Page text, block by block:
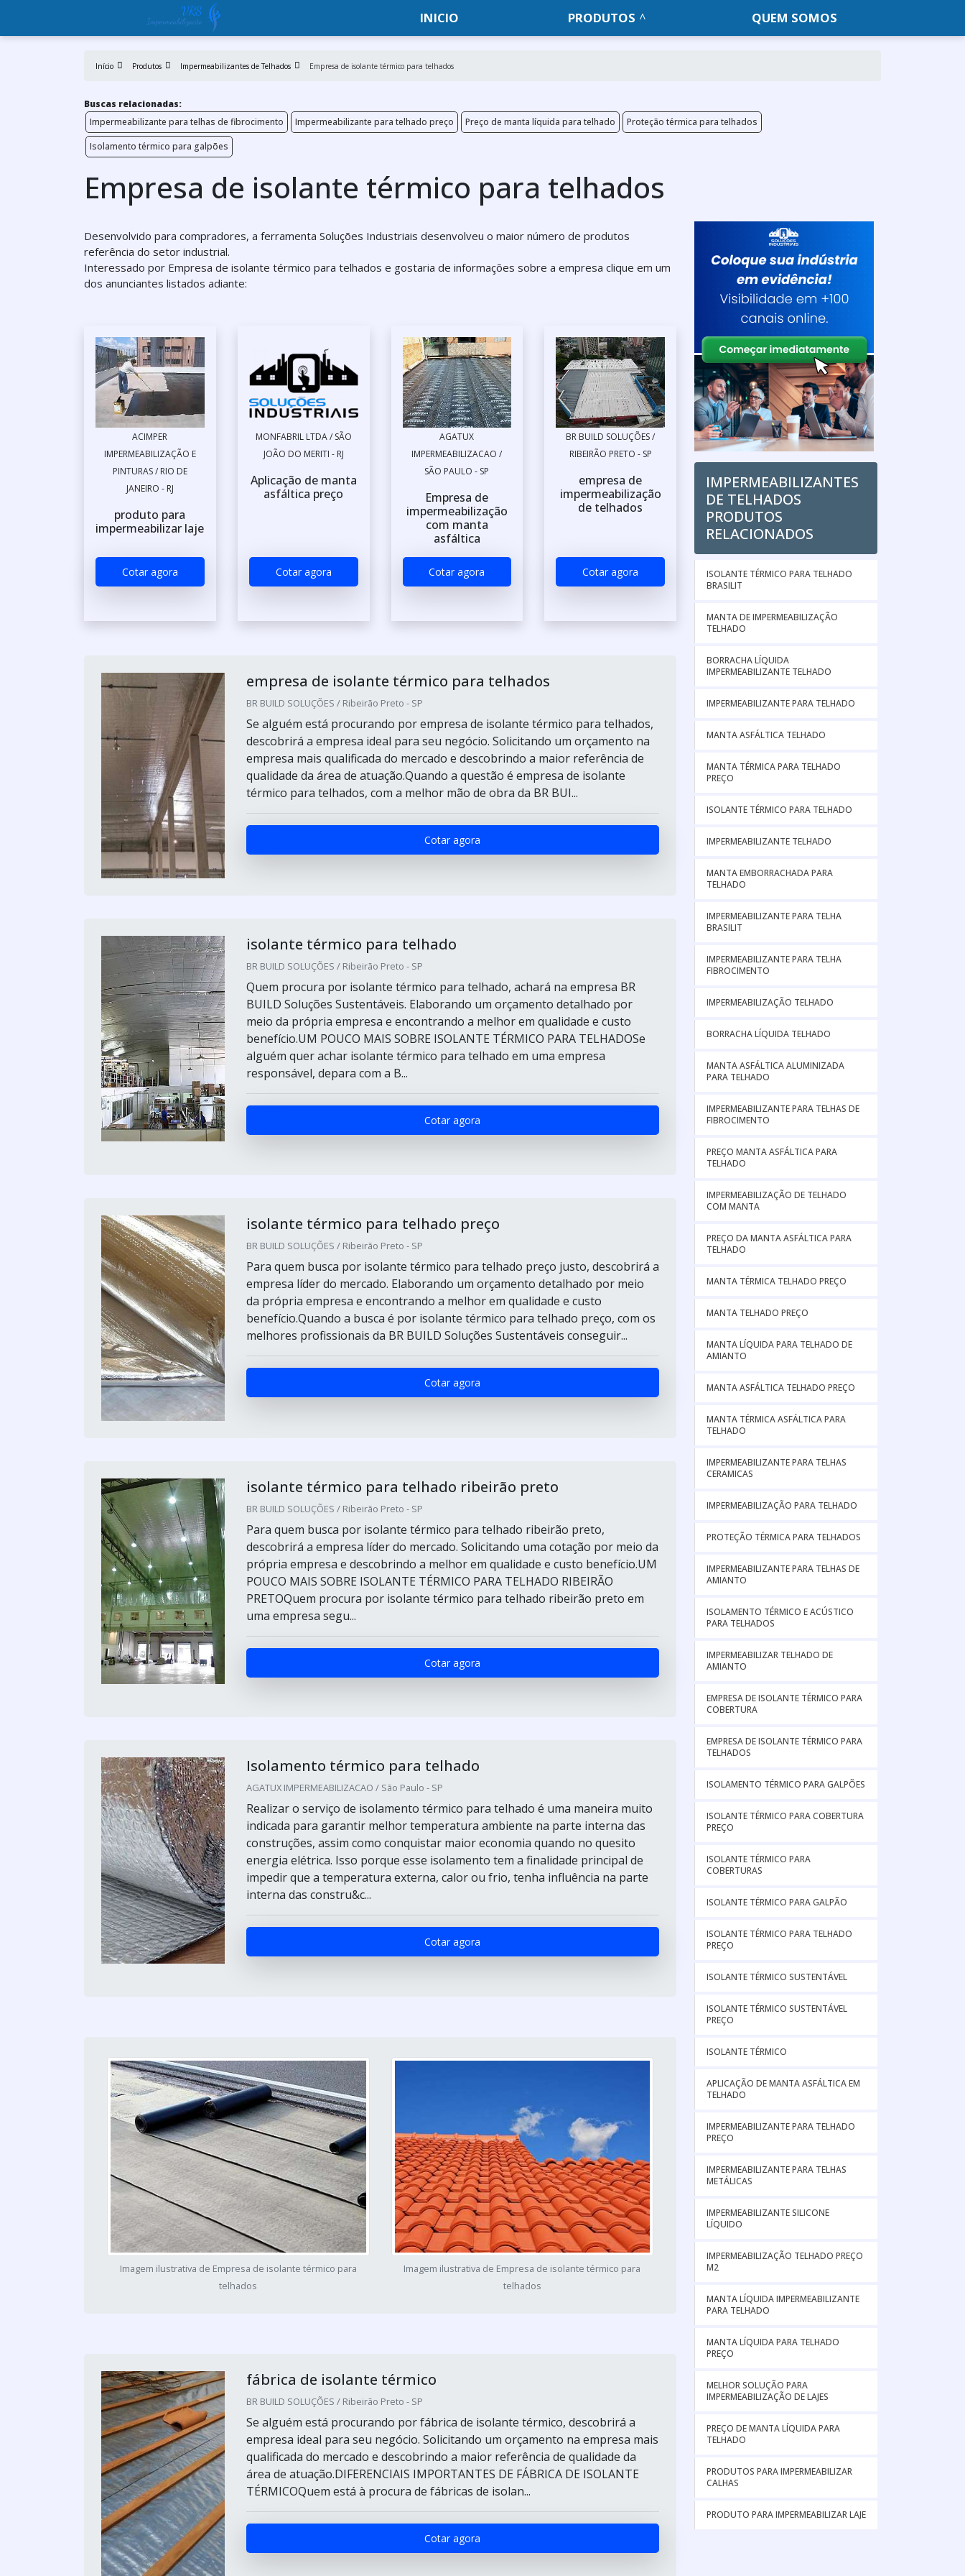
INICIO PRODUTOS QUEM SOMOS
Início Produtos Impermeabilizantes de Telhados Empresa de isolante térmico para telhados
Buscas relacionadas:
Impermeabilizante para telhas de fibrocimento
Impermeabilizante para telhado preço Preço de manta líquida para telhado
Proteção térmica para telhados
Isolamento térmico para galpões
Empresa de isolante térmico para telhados
Desenvolvido para compradores, a ferramenta Soluções Industriais desenvolveu o maior número de produtos
referência do setor industrial.
Interessado por Empresa de isolante térmico para telhados e gostaria de informações sobre a empresa clique em um
dos anunciantes listados adiante:
ACIMPER
IMPERMEABILIZAÇÃO E
PINTURAS / RIO DE
JANEIRO - RJ
produto para
impermeabilizar laje
Cotar agora
MONFABRIL LTDA / SÃO
JOÃO DO MERITI - RJ
Aplicação de manta
asfáltica preço
Cotar agora
AGATUX
IMPERMEABILIZACAO /
SÃO PAULO - SP
Empresa de
impermeabilização
com manta
asfáltica
Cotar agora
BR BUILD SOLUÇÕES /
RIBEIRÃO PRETO - SP
empresa de
impermeabilização
de telhados
Cotar agora
empresa de isolante térmico para telhados
BR BUILD SOLUÇÕES / Ribeirão Preto - SP
Se alguém está procurando por empresa de isolante térmico para telhados,
descobrirá a empresa ideal para seu negócio. Solicitando um orçamento na
empresa mais qualificada do mercado e descobrindo a maior referência de
qualidade da área de atuação.Quando a questão é empresa de isolante
térmico para telhados, com a melhor mão de obra da BR BUI...
Cotar agora
isolante térmico para telhado
BR BUILD SOLUÇÕES / Ribeirão Preto - SP
Quem procura por isolante térmico para telhado, achará na empresa BR
BUILD Soluções Sustentáveis. Elaborando um orçamento detalhado por
meio da própria empresa e encontrando a melhor em qualidade e custo
benefício.UM POUCO MAIS SOBRE ISOLANTE TÉRMICO PARA TELHADOSe
alguém quer achar isolante térmico para telhado em uma empresa
responsável, depara com a B...
Cotar agora
isolante térmico para telhado preço
BR BUILD SOLUÇÕES / Ribeirão Preto - SP
Para quem busca por isolante térmico para telhado preço justo, descobrirá a
empresa líder do mercado. Elaborando um orçamento detalhado por meio
da própria empresa e encontrando a melhor em qualidade e custo
benefício.Quando a busca é por isolante térmico para telhado preço, com os
melhores profissionais da BR BUILD Soluções Sustentáveis conseguir...
Cotar agora
isolante térmico para telhado ribeirão preto
BR BUILD SOLUÇÕES / Ribeirão Preto - SP
Para quem busca por isolante térmico para telhado ribeirão preto,
descobrirá a empresa líder do mercado. Solicitando uma cotação por meio da
própria empresa e descobrindo a melhor em qualidade e custo benefício.UM
POUCO MAIS SOBRE ISOLANTE TÉRMICO PARA TELHADO RIBEIRÃO
PRETOQuem procura por isolante térmico para telhado ribeirão preto em
uma empresa segu...
Cotar agora
Isolamento térmico para telhado
AGATUX IMPERMEABILIZACAO / São Paulo - SP
Realizar o serviço de isolamento térmico para telhado é uma maneira muito
indicada para garantir melhor temperatura ambiente na parte interna das
construções, assim como conquistar maior economia quando no quesito
energia elétrica. Isso porque esse isolamento tem a finalidade principal de
impedir que a temperatura externa, calor ou frio, tenha influência na parte
interna das constru&c...
Cotar agora
Imagem ilustrativa de Empresa de isolante térmico para
telhados
Imagem ilustrativa de Empresa de isolante térmico para
telhados
fábrica de isolante térmico
BR BUILD SOLUÇÕES / Ribeirão Preto - SP
Se alguém está procurando por fábrica de isolante térmico, descobrirá a
empresa ideal para seu negócio. Solicitando um orçamento na empresa mais
qualificada do mercado e descobrindo a maior referência de qualidade da
área de atuação.DIFERENCIAIS IMPORTANTES DE FÁBRICA DE ISOLANTE
TÉRMICOQuem está à procura de fábricas de isolan...
Cotar agora
IMPERMEABILIZANTES
DE TELHADOS
PRODUTOS
RELACIONADOS
ISOLANTE TÉRMICO PARA TELHADO
BRASILIT
MANTA DE IMPERMEABILIZAÇÃO
TELHADO
BORRACHA LÍQUIDA
IMPERMEABILIZANTE TELHADO
IMPERMEABILIZANTE PARA TELHADO
MANTA ASFÁLTICA TELHADO
MANTA TÉRMICA PARA TELHADO
PREÇO
ISOLANTE TÉRMICO PARA TELHADO
IMPERMEABILIZANTE TELHADO
MANTA EMBORRACHADA PARA
TELHADO
IMPERMEABILIZANTE PARA TELHA
BRASILIT
IMPERMEABILIZANTE PARA TELHA
FIBROCIMENTO
IMPERMEABILIZAÇÃO TELHADO
BORRACHA LÍQUIDA TELHADO
MANTA ASFÁLTICA ALUMINIZADA
PARA TELHADO
IMPERMEABILIZANTE PARA TELHAS DE
FIBROCIMENTO
PREÇO MANTA ASFÁLTICA PARA
TELHADO
IMPERMEABILIZAÇÃO DE TELHADO
COM MANTA
PREÇO DA MANTA ASFÁLTICA PARA
TELHADO
MANTA TÉRMICA TELHADO PREÇO
MANTA TELHADO PREÇO
MANTA LÍQUIDA PARA TELHADO DE
AMIANTO
MANTA ASFÁLTICA TELHADO PREÇO
MANTA TÉRMICA ASFÁLTICA PARA
TELHADO
IMPERMEABILIZANTE PARA TELHAS
CERAMICAS
IMPERMEABILIZAÇÃO PARA TELHADO
PROTEÇÃO TÉRMICA PARA TELHADOS
IMPERMEABILIZANTE PARA TELHAS DE
AMIANTO
ISOLAMENTO TÉRMICO E ACÚSTICO
PARA TELHADOS
IMPERMEABILIZAR TELHADO DE
AMIANTO
EMPRESA DE ISOLANTE TÉRMICO PARA
COBERTURA
EMPRESA DE ISOLANTE TÉRMICO PARA
TELHADOS
ISOLAMENTO TÉRMICO PARA GALPÕES
ISOLANTE TÉRMICO PARA COBERTURA
PREÇO
ISOLANTE TÉRMICO PARA
COBERTURAS
ISOLANTE TÉRMICO PARA GALPÃO
ISOLANTE TÉRMICO PARA TELHADO
PREÇO
ISOLANTE TÉRMICO SUSTENTÁVEL
ISOLANTE TÉRMICO SUSTENTÁVEL
PREÇO
ISOLANTE TÉRMICO
APLICAÇÃO DE MANTA ASFÁLTICA EM
TELHADO
IMPERMEABILIZANTE PARA TELHADO
PREÇO
IMPERMEABILIZANTE PARA TELHAS
METÁLICAS
IMPERMEABILIZANTE SILICONE
LÍQUIDO
IMPERMEABILIZAÇÃO TELHADO PREÇO
M2
MANTA LÍQUIDA IMPERMEABILIZANTE
PARA TELHADO
MANTA LÍQUIDA PARA TELHADO
PREÇO
MELHOR SOLUÇÃO PARA
IMPERMEABILIZAÇÃO DE LAJES
PREÇO DE MANTA LÍQUIDA PARA
TELHADO
PRODUTOS PARA IMPERMEABILIZAR
CALHAS
PRODUTO PARA IMPERMEABILIZAR LAJE